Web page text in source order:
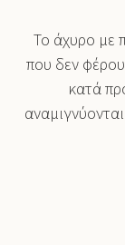
Το άχυρο με
που δεν
κατά